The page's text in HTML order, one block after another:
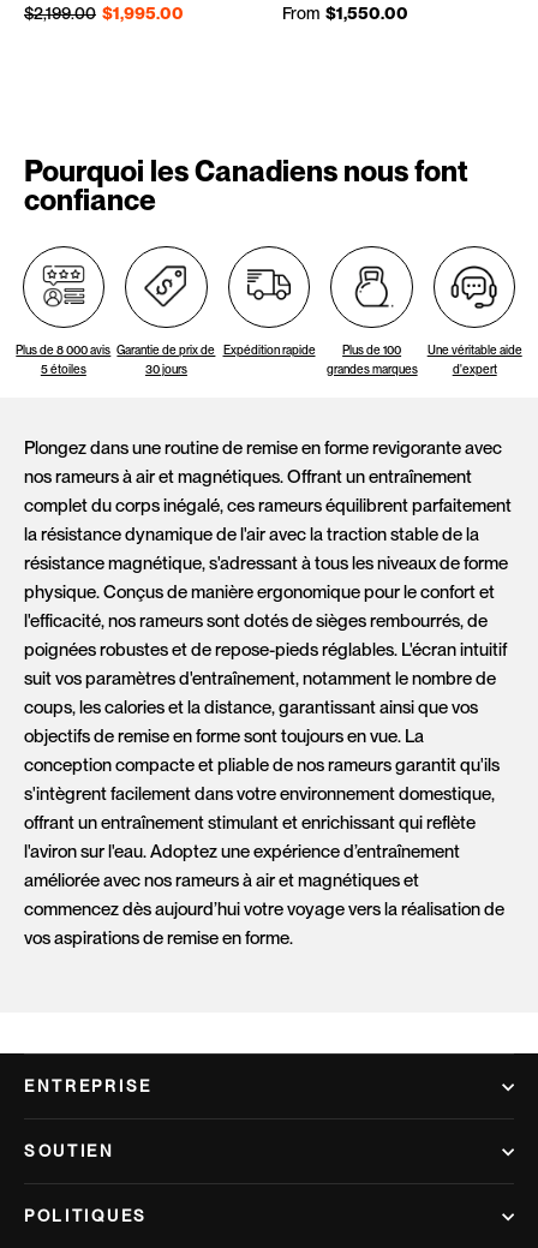
$1,995.00
Prix régulier
$2,199.00
Prix réduit From $1,550.00
Pourquoi les Canadiens nous font
confiance
Plus de 8 000 avis
5 étoiles
Garantie de prix de
30 jours
Expédition rapide
Plus de 100
grandes marques
Une véritable aide
d'expert
Plongez dans une routine de remise en forme revigorante avec
nos rameurs à air et magnétiques. Offrant un entraînement
complet du corps inégalé, ces rameurs équilibrent parfaitement
la résistance dynamique de l'air avec la traction stable de la
résistance magnétique, s'adressant à tous les niveaux de forme
physique. Conçus de manière ergonomique pour le confort et
l'efficacité, nos rameurs sont dotés de sièges rembourrés, de
poignées robustes et de repose-pieds réglables. L'écran intuitif
suit vos paramètres d'entraînement, notamment le nombre de
coups, les calories et la distance, garantissant ainsi que vos
objectifs de remise en forme sont toujours en vue. La
conception compacte et pliable de nos rameurs garantit qu'ils
s'intègrent facilement dans votre environnement domestique,
offrant un entraînement stimulant et enrichissant qui reflète
l'aviron sur l'eau. Adoptez une expérience d’entraînement
améliorée avec nos rameurs à air et magnétiques et
commencez dès aujourd’hui votre voyage vers la réalisation de
vos aspirations de remise en forme.
ENTREPRISE
SOUTIEN
POLITIQUES